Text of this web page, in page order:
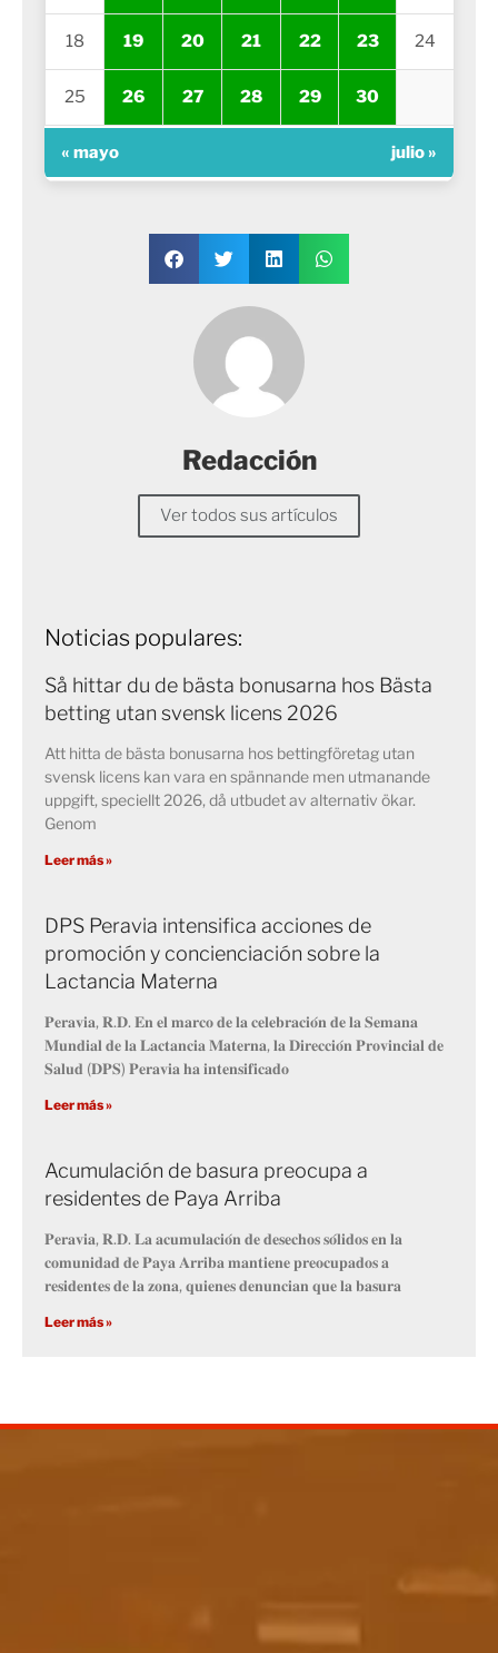
18 19 20 21 22 23 24
25 26 27 28 29 30
« mayo julio »
Redacción
Ver todos sus artículos
Noticias populares:
Så hittar du de bästa bonusarna hos Bästa
betting utan svensk licens 2026
Att hitta de bästa bonusarna hos bettingföretag utan
svensk licens kan vara en spännande men utmanande
uppgift, speciellt 2026, då utbudet av alternativ ökar.
Genom
Leer más »
DPS Peravia intensifica acciones de
promoción y concienciación sobre la
Lactancia Materna
𝐏𝐞𝐫𝐚𝐯𝐢𝐚, 𝐑.𝐃. 𝐄𝐧 𝐞𝐥 𝐦𝐚𝐫𝐜𝐨 𝐝𝐞 𝐥𝐚 𝐜𝐞𝐥𝐞𝐛𝐫𝐚𝐜𝐢𝐨́𝐧 𝐝𝐞 𝐥𝐚 𝐒𝐞𝐦𝐚𝐧𝐚
𝐌𝐮𝐧𝐝𝐢𝐚𝐥 𝐝𝐞 𝐥𝐚 𝐋𝐚𝐜𝐭𝐚𝐧𝐜𝐢𝐚 𝐌𝐚𝐭𝐞𝐫𝐧𝐚, 𝐥𝐚 𝐃𝐢𝐫𝐞𝐜𝐜𝐢𝐨́𝐧 𝐏𝐫𝐨𝐯𝐢𝐧𝐜𝐢𝐚𝐥 𝐝𝐞
𝐒𝐚𝐥𝐮𝐝 (𝐃𝐏𝐒) 𝐏𝐞𝐫𝐚𝐯𝐢𝐚 𝐡𝐚 𝐢𝐧𝐭𝐞𝐧𝐬𝐢𝐟𝐢𝐜𝐚𝐝𝐨
Leer más »
Acumulación de basura preocupa a
residentes de Paya Arriba
𝐏𝐞𝐫𝐚𝐯𝐢𝐚, 𝐑.𝐃. 𝐋𝐚 𝐚𝐜𝐮𝐦𝐮𝐥𝐚𝐜𝐢𝐨́𝐧 𝐝𝐞 𝐝𝐞𝐬𝐞𝐜𝐡𝐨𝐬 𝐬𝐨́𝐥𝐢𝐝𝐨𝐬 𝐞𝐧 𝐥𝐚
𝐜𝐨𝐦𝐮𝐧𝐢𝐝𝐚𝐝 𝐝𝐞 𝐏𝐚𝐲𝐚 𝐀𝐫𝐫𝐢𝐛𝐚 𝐦𝐚𝐧𝐭𝐢𝐞𝐧𝐞 𝐩𝐫𝐞𝐨𝐜𝐮𝐩𝐚𝐝𝐨𝐬 𝐚
𝐫𝐞𝐬𝐢𝐝𝐞𝐧𝐭𝐞𝐬 𝐝𝐞 𝐥𝐚 𝐳𝐨𝐧𝐚, 𝐪𝐮𝐢𝐞𝐧𝐞𝐬 𝐝𝐞𝐧𝐮𝐧𝐜𝐢𝐚𝐧 𝐪𝐮𝐞 𝐥𝐚 𝐛𝐚𝐬𝐮𝐫𝐚
Leer más »